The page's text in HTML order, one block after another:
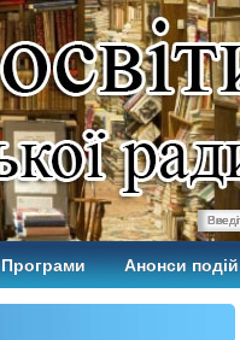
Програми Анонси подій